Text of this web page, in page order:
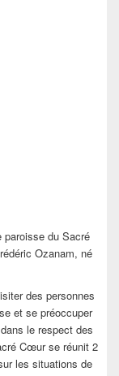
paroisse du Sacré
Ozanam, né
des personnes
et se préoccuper
le respect des
Cœur se réunit 2
les situations de